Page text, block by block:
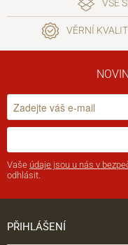
VŠE
VĚRNÍ
Vaše údaje jsou u nás v
odhlásit.
PŘIHLÁŠENÍ